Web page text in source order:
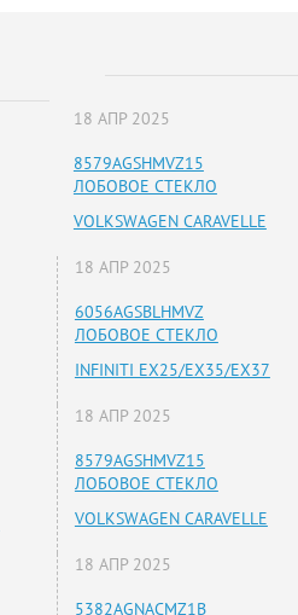
18 АПР 2025
8579AGSHMVZ15
ЛОБОВОЕ СТЕКЛО
VOLKSWAGEN CARAVELLE
18 АПР 2025
6056AGSBLHMVZ
ЛОБОВОЕ СТЕКЛО
INFINITI EX25/EX35/EX37
18 АПР 2025
8579AGSHMVZ15
ЛОБОВОЕ СТЕКЛО
VOLKSWAGEN CARAVELLE
18 АПР 2025
5382AGNACMZ1B